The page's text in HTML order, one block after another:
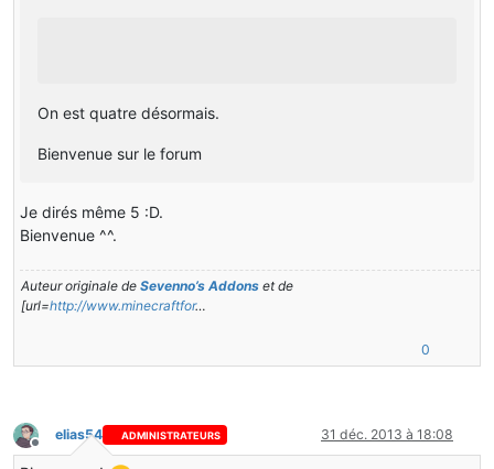
On est quatre désormais.
Bienvenue sur le forum
Je dirés même 5 :D.
Bienvenue ^^.
Auteur originale de Sevenno’s Addons et de
[url=http://www.minecraftfor…
0
Hors-ligne
elias54 ADMINISTRATEURS 31 déc. 2013 à 18:08